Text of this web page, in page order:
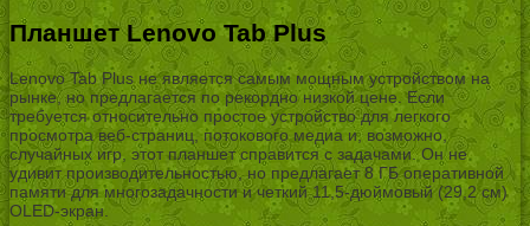
Планшет Lenovo Tab Plus
Lenovo Tab Plus не является самым мощным устройством на
рынке, но предлагается по рекордно низкой цене. Если
требуется относительно простое устройство для легкого
просмотра веб-страниц, потокового медиа и, возможно,
случайных игр, этот планшет справится с задачами. Он не
удивит производительностью, но предлагает 8 ГБ оперативной
памяти для многозадачности и четкий 11,5-дюймовый (29,2 см)
OLED-экран.